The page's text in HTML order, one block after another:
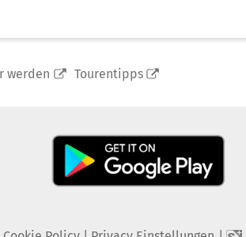
werden Tourentipps